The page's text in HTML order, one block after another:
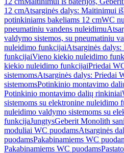
12 cmAtsarginės dalys: Maitinimui
potinkiniams bakeliams 12 cmWC
pneumatiniu vandens nuleidimu
valdymo sistemos, su pneumatiniu
nuleidimo funkcijaiAtsarginės
funkcijaiVieno kiekio nuleidimo
kiekio nuleidimo funkcijaiPriedai
sistemomsAtsarginės dalys: Priedai
sistemomsPotinkinio montavimo
Potinkinio montavimo dalių rinkiniai
sistemoms su elektronine nuleidimo
nuleidimo valdymo sistemoms su
funkcijaJungtysGeberit Monolith
moduliai WC puodamsAtsarginės
puodamsPakabinamiems WC
Pakabinamiems WC puodams